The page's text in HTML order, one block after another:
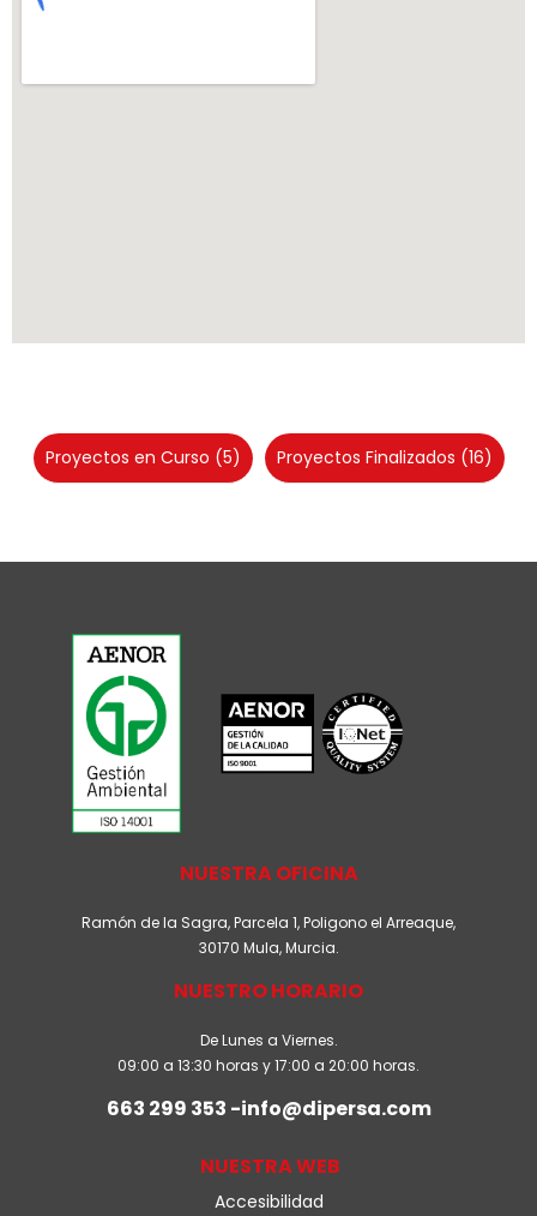
Proyectos en Curso (5) Proyectos Finalizados (16)
NUESTRA OFICINA
Ramón de la Sagra, Parcela 1, Poligono el Arreaque,
30170 Mula, Murcia.
NUESTRO HORARIO
De Lunes a Viernes.
09:00 a 13:30 horas y 17:00 a 20:00 horas.
663 299 353 -info@dipersa.com
NUESTRA WEB
Accesibilidad